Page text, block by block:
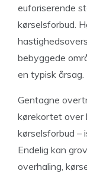
euforiserende
kørselsforbud.
bebyggede
en typisk årsag.
Gentagne
kørekortet over
kørselsforbud –
Endelig kan
overhaling,